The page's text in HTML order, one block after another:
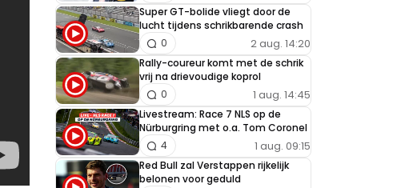
Super GT-bolide vliegt door de
lucht tijdens schrikbarende crash
2 aug. 14:20
0
Rally-coureur komt met de schrik
vrij na drievoudige koprol
1 aug. 14:45
0
Livestream: Race 7 NLS op de
Nürburgring met o.a. Tom Coronel
1 aug. 09:15
4
Red Bull zal Verstappen rijkelijk
belonen voor geduld